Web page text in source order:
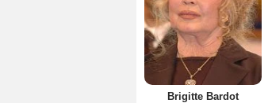
Brigitte Bardot